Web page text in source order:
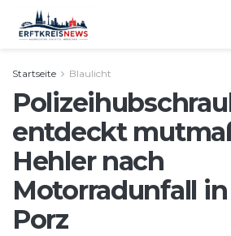
Startseite Blaulicht
entdeckt
Hehler nach
Motorradunfall
Porz